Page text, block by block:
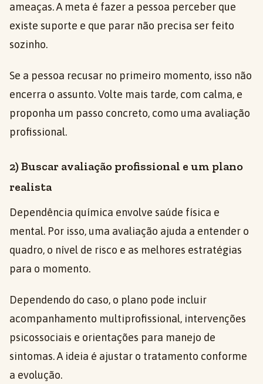
ameaças. A meta é fazer a pessoa perceber que
existe suporte e que parar não precisa ser feito
sozinho.
Se a pessoa recusar no primeiro momento, isso não
encerra o assunto. Volte mais tarde, com calma, e
proponha um passo concreto, como uma avaliação
profissional.
2) Buscar avaliação profissional e um plano
realista
Dependência química envolve saúde física e
mental. Por isso, uma avaliação ajuda a entender o
quadro, o nível de risco e as melhores estratégias
para o momento.
Dependendo do caso, o plano pode incluir
acompanhamento multiprofissional, intervenções
psicossociais e orientações para manejo de
sintomas. A ideia é ajustar o tratamento conforme
a evolução.